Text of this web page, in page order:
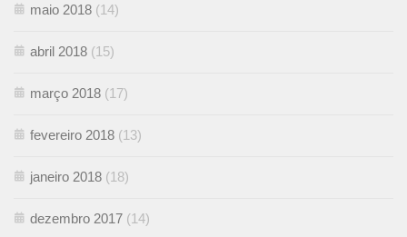
maio 2018 (14)
abril 2018 (15)
março 2018 (17)
fevereiro 2018 (13)
janeiro 2018 (18)
dezembro 2017 (14)